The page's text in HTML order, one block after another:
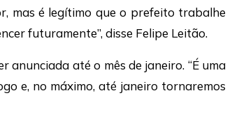
mas é legítimo que o prefeito trabalhe
futuramente”, disse Felipe Leitão.
anunciada até o mês de janeiro. “É uma
e, no máximo, até janeiro tornaremos